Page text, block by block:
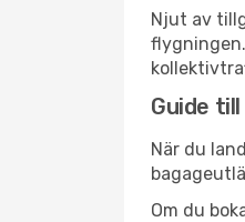
Njut av
Guide
När du
Om du